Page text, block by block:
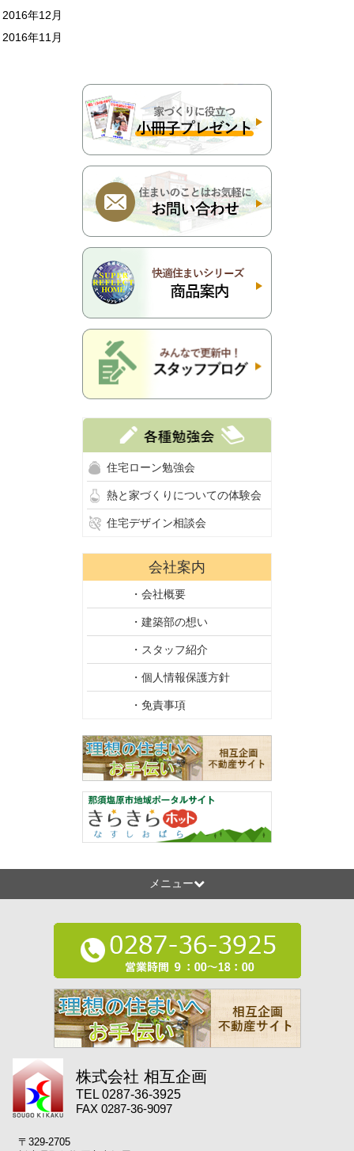
2016年12月
2016年11月
住宅ローン勉強会
熱と家づくりについての体験会
住宅デザイン相談会
会社案内
・会社概要
・建築部の想い
・スタッフ紹介
・個人情報保護方針
・免責事項
メニュー
株式会社 相互企画
TEL 0287-36-3925
FAX 0287-36-9097
〒329-2705